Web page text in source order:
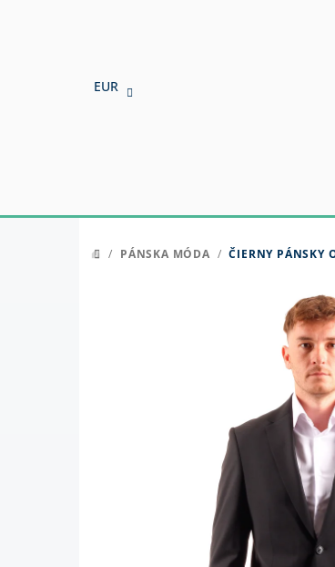
EUR
DOMOV
/ PÁNSKA MÓDA / ČIERNY PÁNSKY